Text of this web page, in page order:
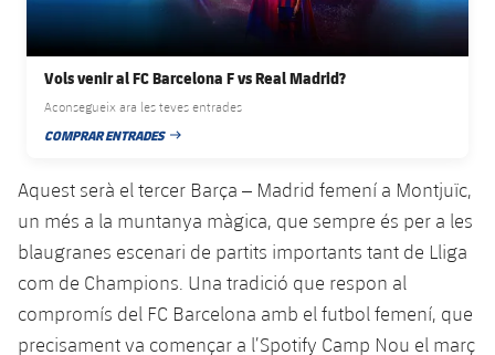
Classificació
Resultats
Hockey Herba Femení
Plantilla
Agenda
Rugby
Actualitat
Calendari
Resultats
Classificació
Voleibol
plusicon
més
Voleibol masculí
Voleibol femení
Apunta't a les amateurs
plusicon
més
Apunta't a les amateurs
Carnet de l'Esportista Amateur
PLUSICON
MÉS
League of Legends
Vols venir al FC Barcelona F vs Real Madrid?
Aconsegueix ara les teves entrades
COMPRAR ENTRADES
DATA DE PUBLICACIÓ
Aquest serà el tercer Barça – Madrid femení a Montjuïc,
un més a la muntanya màgica, que sempre és per a les
blaugranes escenari de partits importants tant de Lliga
com de Champions. Una tradició que respon al
compromís del FC Barcelona amb el futbol femení, que
precisament va començar a l’Spotify Camp Nou el març